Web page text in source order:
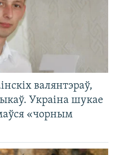
валянтэраў,
Украіна шукае
«чорным